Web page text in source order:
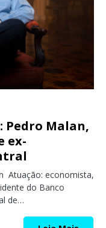
Pedro Malan,
ex-
Atuação: economista,
do Banco
de…